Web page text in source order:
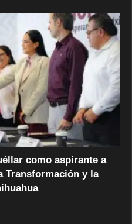
como aspirante a
Transformación y la